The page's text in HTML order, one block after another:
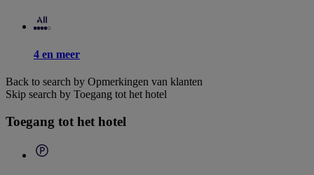
4 en meer
Back to search by Opmerkingen van klanten
Skip search by Toegang tot het hotel
Toegang tot het hotel